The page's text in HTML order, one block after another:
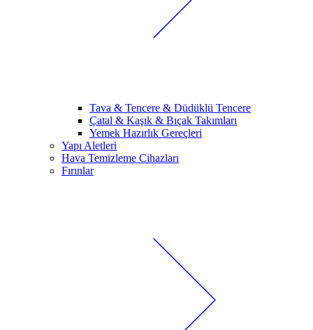
Tava & Tencere & Düdüklü Tencere
Çatal & Kaşık & Bıçak Takımları
Yemek Hazırlık Gereçleri
Yapı Aletleri
Hava Temizleme Cihazları
Fırınlar